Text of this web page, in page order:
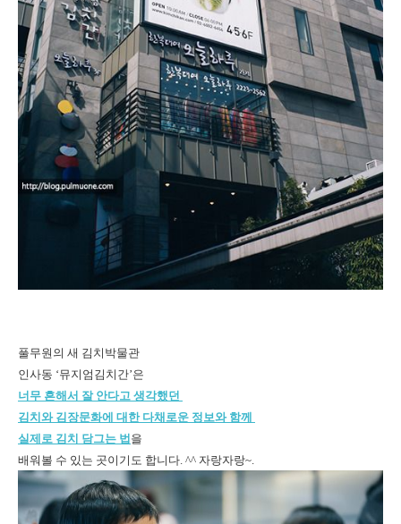
풀무원의 새 김치박물관
인사동 ‘뮤지엄김치간’은
너무 흔해서 잘 안다고 생각했던
김치와 김장문화에 대한 다채로운 정보와 함께
실제로 김치 담그는 법을
배워볼 수 있는 곳이기도 합니다. ^^ 자랑자랑~.